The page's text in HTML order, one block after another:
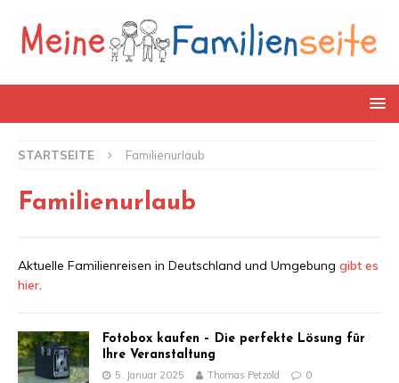
STARTSEITE Familienurlaub
Familienurlaub
Aktuelle Familienreisen in Deutschland und Umgebung gibt es
hier.
Fotobox kaufen – Die perfekte Lösung für
Ihre Veranstaltung
5. Januar 2025 Thomas Petzold 0